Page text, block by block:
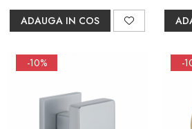
ADAUGA IN COS
-10% -